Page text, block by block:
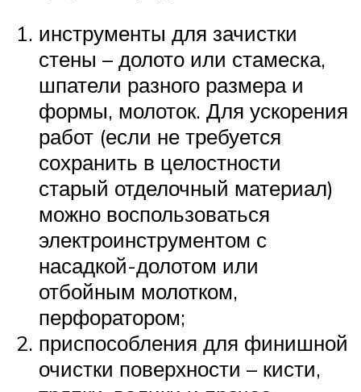
инструменты для зачистки
стены – долото или стамеска,
шпатели разного размера и
формы, молоток. Для ускорения
работ (если не требуется
сохранить в целостности
старый отделочный материал)
можно воспользоваться
электроинструментом с
насадкой-долотом или
отбойным молотком,
перфоратором;
приспособления для финишной
очистки поверхности – кисти,